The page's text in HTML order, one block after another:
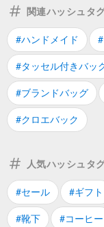
関連ハッシュタ
#ハンドメイド
#タッセル付きバッ
#ブランドバッグ
#クロエバック
人気ハッシュタ
#セール #ギフト
#靴下 #コーヒー